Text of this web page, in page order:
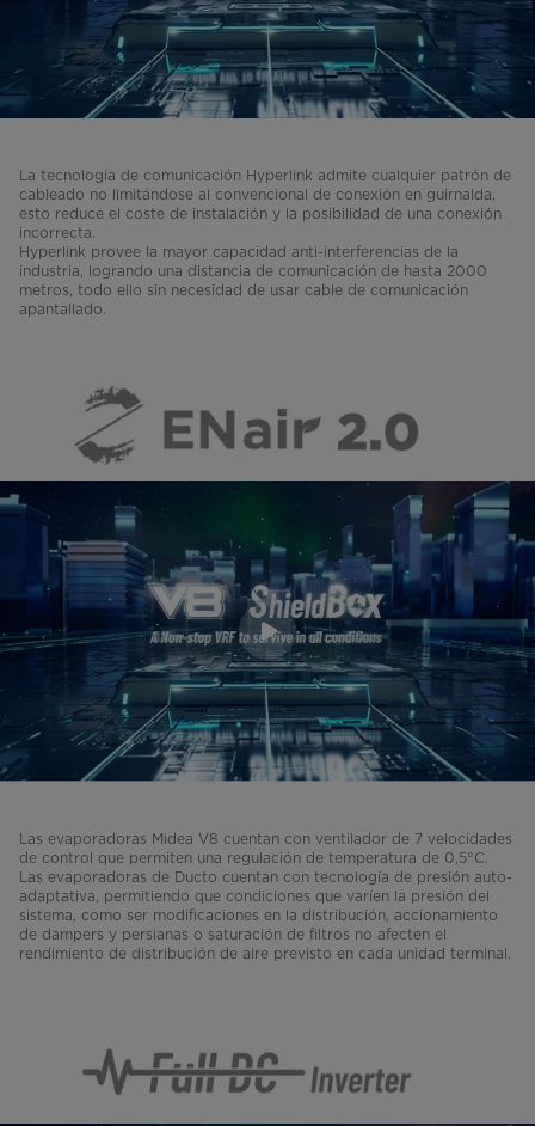
La tecnología de comunicación Hyperlink admite cualquier patrón de
cableado no limitándose al convencional de conexión en guirnalda,
esto reduce el coste de instalación y la posibilidad de una conexión
incorrecta.
Hyperlink provee la mayor capacidad anti-interferencias de la
industria, logrando una distancia de comunicación de hasta 2000
metros, todo ello sin necesidad de usar cable de comunicación
apantallado.
Las evaporadoras Midea V8 cuentan con ventilador de 7 velocidades
de control que permiten una regulación de temperatura de 0,5°C.
Las evaporadoras de Ducto cuentan con tecnología de presión auto-
adaptativa, permitiendo que condiciones que varíen la presión del
sistema, como ser modificaciones en la distribución, accionamiento
de dampers y persianas o saturación de filtros no afecten el
rendimiento de distribución de aire previsto en cada unidad terminal.